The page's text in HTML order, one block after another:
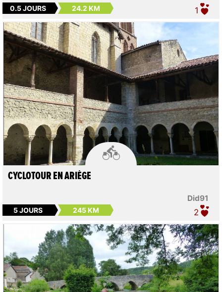
0.5 JOURS 24.2 KM 1

Did91
CYCLOTOUR EN ARIÈGE
5 JOURS 245 KM 2